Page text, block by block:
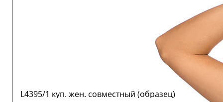
L4395/1 куп. жен. совместный (образец)